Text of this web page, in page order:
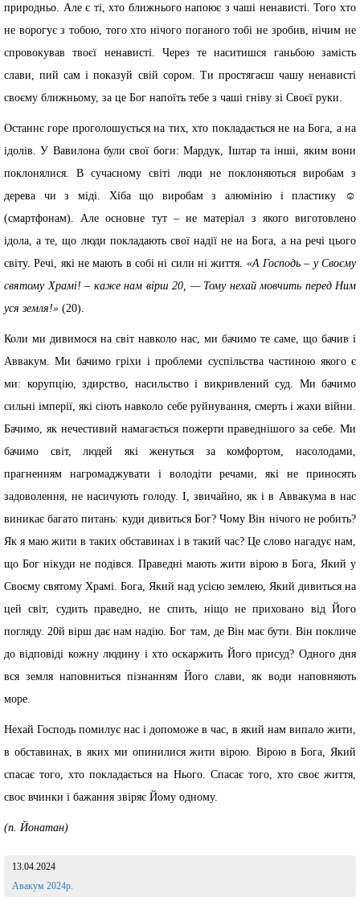
природньо. Але є ті, хто ближнього напоює з чаші ненависті. Того хто
не ворогує з тобою, того хто нічого поганого тобі не зробив, нічим не
спровокував твоєї ненависті. Через те наситишся ганьбою замість
слави, пий сам і показуй свій сором. Ти простягаєш чашу ненависті
своєму ближньому, за це Бог напоїть тебе з чаші гніву зі Своєї руки.
Останнє горе проголошується на тих, хто покладається не на Бога, а на
ідолів. У Вавилона були свої боги: Мардук, Іштар та інші, яким вони
поклонялися. В сучасному світі люди не поклоняються виробам з
дерева чи з міді. Хіба що виробам з алюмінію і пластику ☺
(смартфонам). Але основне тут – не матеріал з якого виготовлено
ідола, а те, що люди покладають свої надії не на Бога, а на речі цього
світу. Речі, які не мають в собі ні сили ні життя. «А Господь – у Своєму
святому Храмі! – каже нам вірш 20, — Тому нехай мовчить перед Ним
уся земля!» (20).
Коли ми дивимося на світ навколо нас, ми бачимо те саме, що бачив і
Аввакум. Ми бачимо гріхи і проблеми суспільства частиною якого є
ми: корупцію, здирство, насильство і викривлений суд. Ми бачимо
сильні імперії, які сіють навколо себе руйнування, смерть і жахи війни.
Бачимо, як нечестивий намагається пожерти праведнішого за себе. Ми
бачимо світ, людей які женуться за комфортом, насолодами,
прагненням нагромаджувати і володіти речами, які не приносять
задоволення, не насичують голоду. І, звичайно, як і в Аввакума в нас
виникає багато питань: куди дивиться Бог? Чому Він нічого не робить?
Як я маю жити в таких обставинах і в такий час? Це слово нагадує нам,
що Бог нікуди не подівся. Праведні мають жити вірою в Бога, Який у
Своєму святому Храмі. Бога, Який над усією землею, Який дивиться на
цей світ, судить праведно, не спить, ніщо не приховано від Його
погляду. 20й вірш дає нам надію. Бог там, де Він має бути. Він покличе
до відповіді кожну людину і хто оскаржить Його присуд? Одного дня
вся земля наповниться пізнанням Його слави, як води наповняють
море.
Нехай Господь помилує нас і допоможе в час, в який нам випало жити,
в обставинах, в яких ми опинилися жити вірою. Вірою в Бога, Який
спасає того, хто покладається на Нього. Спасає того, хто своє життя,
своє вчинки і бажання звіряє Йому одному.
(п. Йонатан)
13.04.2024
Розділ:
Авакум 2024р.